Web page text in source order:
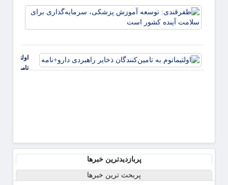
اولتیماتوم
پربازدیدترین خبرها
پربحث ترین خبرها